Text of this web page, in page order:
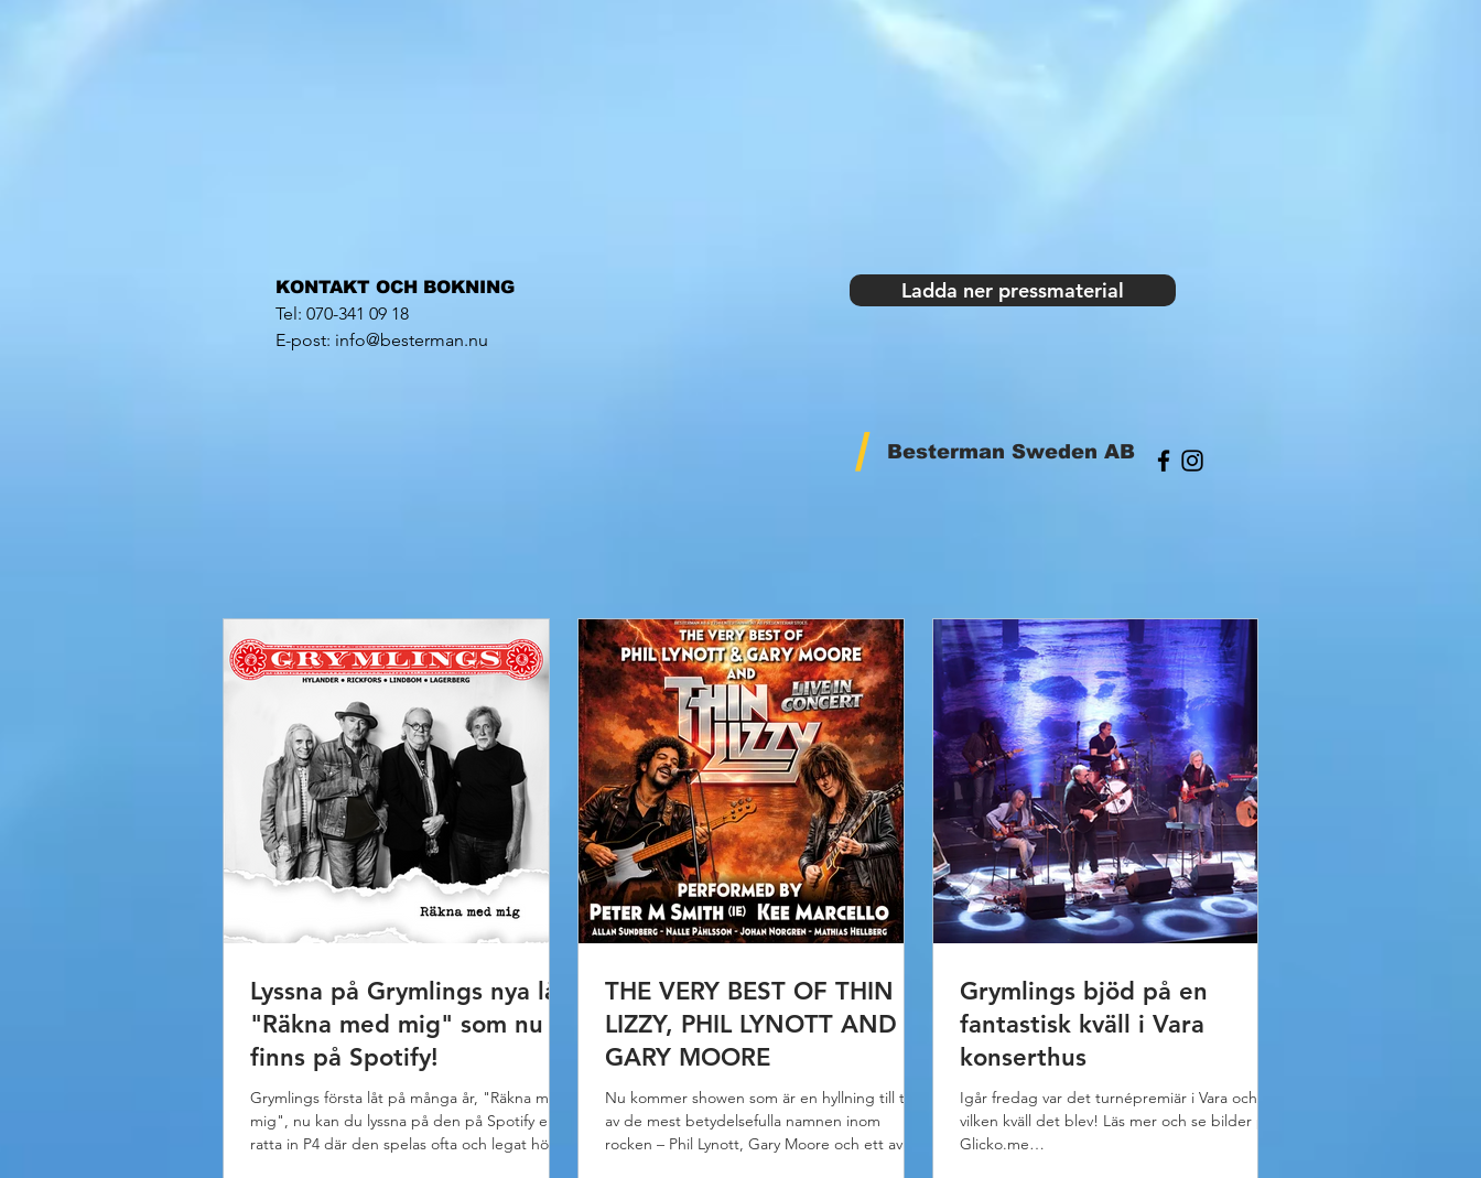
KONTAKT OCH BOKNING
Tel: 070-341 09 18
E-post: info@besterman.nu
Ladda ner pressmaterial
/ Besterman Sweden AB
Lyssna på Grymlings nya låt
"Räkna med mig" som nu
finns på Spotify!
Grymlings första låt på många år, "Räkna med
mig", nu kan du lyssna på den på Spotify eller
ratta in P4 där den spelas ofta och legat högt
THE VERY BEST OF THIN
LIZZY, PHIL LYNOTT AND
GARY MOORE
Nu kommer showen som är en hyllning till tre
av de mest betydelsefulla namnen inom
rocken – Phil Lynott, Gary Moore och ett av de
Grymlings bjöd på en
fantastisk kväll i Vara
konserthus
Igår fredag var det turnépremiär i Vara och
vilken kväll det blev! Läs mer och se bilder på
Glicko.me